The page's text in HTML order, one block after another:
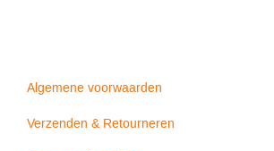
Algemene voorwaarden
Verzenden & Retourneren